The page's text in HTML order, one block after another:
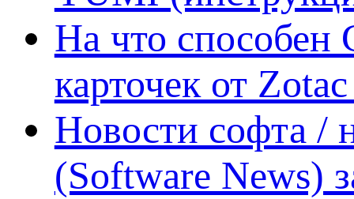
На что способен
карточек от
Новости софта /
(Software News)